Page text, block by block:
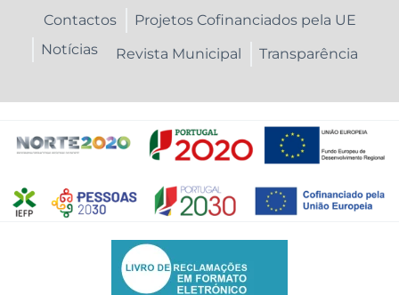
Contactos
Projetos Cofinanciados pela UE
Notícias
Revista Municipal Transparência